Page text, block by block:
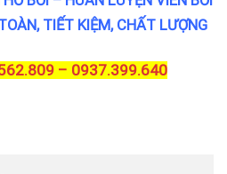
TIẾT KIỆM, CHẤT LƯỢNG
– 0937.399.640